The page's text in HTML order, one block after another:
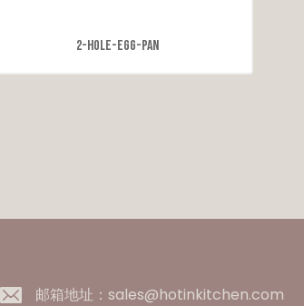
2-hole-Egg-Pan
邮箱地址：sales@hotinkitchen.com